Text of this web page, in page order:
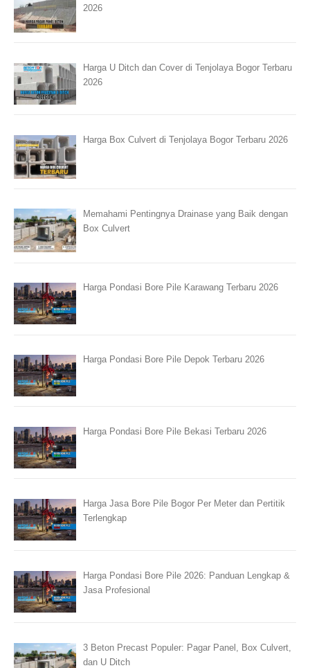
2026
Harga U Ditch dan Cover di Tenjolaya Bogor Terbaru
2026
Harga Box Culvert di Tenjolaya Bogor Terbaru 2026
Memahami Pentingnya Drainase yang Baik dengan
Box Culvert
Harga Pondasi Bore Pile Karawang Terbaru 2026
Harga Pondasi Bore Pile Depok Terbaru 2026
Harga Pondasi Bore Pile Bekasi Terbaru 2026
Harga Jasa Bore Pile Bogor Per Meter dan Pertitik
Terlengkap
Harga Pondasi Bore Pile 2026: Panduan Lengkap &
Jasa Profesional
3 Beton Precast Populer: Pagar Panel, Box Culvert,
dan U Ditch